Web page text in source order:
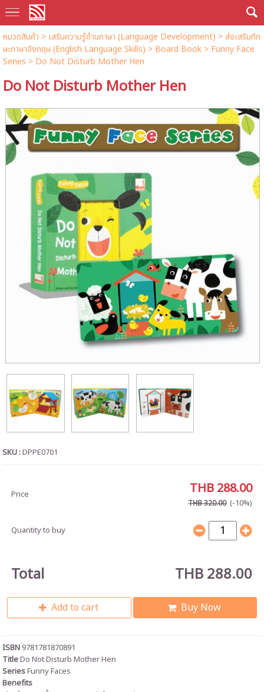
หมวดสินค้า > เสริมความรู้ด้านภาษา (Language Development) >ส่งเสริมทัก
ษะภาษาอังกฤษ (English Language Skills) > Board Book> Funny Face
Series > Do Not Disturb Mother Hen
Do Not Disturb Mother Hen
SKU :DPPE0701
Price THB 288.00
THB 320.00 (-10%)
Quantity to buy
Total THB 288.00
Add to cart Buy Now
ISBN9781781870891
TitleDo Not Disturb Mother Hen
SeriesFunny Faces
Benefits